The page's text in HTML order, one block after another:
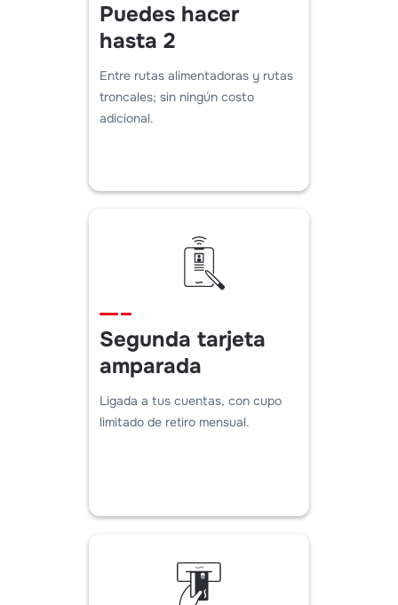
Puedes hacer
hasta 2
transbordos
Entre rutas alimentadoras y rutas
troncales; sin ningún costo
adicional.
Segunda tarjeta
amparada
Ligada a tus cuentas, con cupo
limitado de retiro mensual.